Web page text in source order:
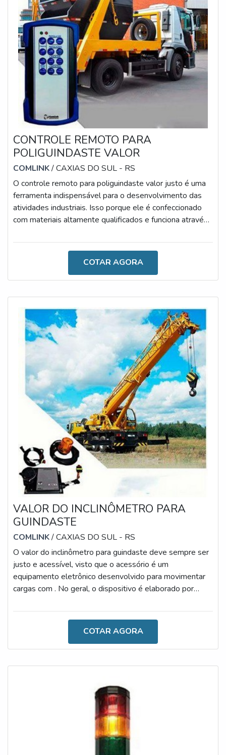
CONTROLE REMOTO PARA
POLIGUINDASTE VALOR
COMLINK/ CAXIAS DO SUL - RS
O controle remoto para poliguindaste valor justo é uma
ferramenta indispensável para o desenvolvimento das
atividades industriais. Isso porque ele é confeccionado
com materiais altamente qualificados e funciona através
dispositivo utilizado em poliguindastes oferece uma
por ser um produto alimentado por pilhas de modelo AA,
que duram até 6 meses e têm preço acessível.OS
COTAR AGORA
VALOR DO INCLINÔMETRO PARA
GUINDASTE
COMLINK/ CAXIAS DO SUL - RS
O valor do inclinômetro para guindaste deve sempre ser
justo e acessível, visto que o acessório é um
equipamento eletrônico desenvolvido para movimentar
cargas com . No geral, o dispositivo é elaborado por
conferindo uma excelente relação entre custo-benefício,
PRINCIPAIS CARACTERÍSTICAS DO PRODUTONo
geral, o inclinômetro reduz os riscos de tombamento,
COTAR AGORA